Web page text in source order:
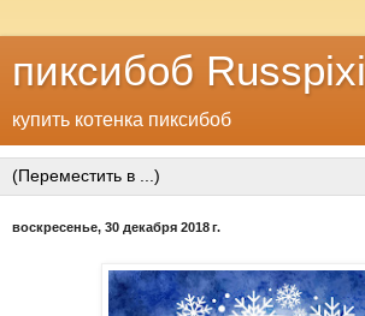
пиксибоб Russpixi
купить котенка пиксибоб
воскресенье, 30 декабря 2018 г.